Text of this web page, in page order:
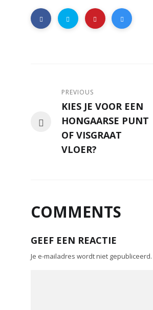
PREVIOUS
KIES JE VOOR EEN
HONGAARSE PUNT
OF VISGRAAT
VLOER?
COMMENTS
GEEF EEN REACTIE
Je e-mailadres wordt niet gepubliceerd.